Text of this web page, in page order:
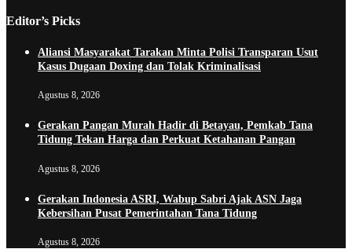
Editor’s Picks
Aliansi Masyarakat Tarakan Minta Polisi Transparan Usut
Kasus Dugaan Doxing dan Tolak Kriminalisasi
Agustus 8, 2026
Gerakan Pangan Murah Hadir di Betayau, Pemkab Tana
Tidung Tekan Harga dan Perkuat Ketahanan Pangan
Agustus 8, 2026
Gerakan Indonesia ASRI, Wabup Sabri Ajak ASN Jaga
Kebersihan Pusat Pemerintahan Tana Tidung
Agustus 8, 2026